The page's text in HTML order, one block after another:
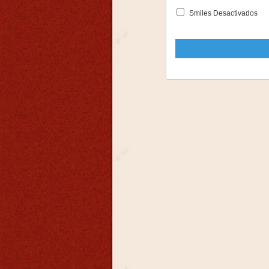
Smiles Desactivados